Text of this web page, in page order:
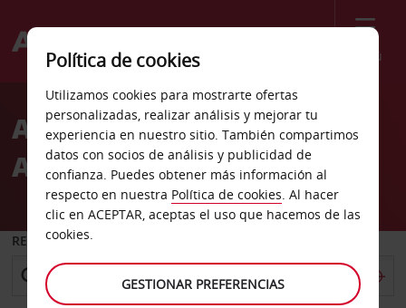
Menú
Welcome
AvisAlquiler de coches
Aeropuerto de Douala
RECOGER EN
Política de cookies
Utilizamos cookies para mostrarte ofertas
personalizadas, realizar análisis y mejorar tu
experiencia en nuestro sitio. También compartimos
datos con socios de análisis y publicidad de
confianza. Puedes obtener más información al
respecto en nuestra Política de cookies. Al hacer
clic en ACEPTAR, aceptas el uso que hacemos de las
cookies.
GESTIONAR PREFERENCIAS